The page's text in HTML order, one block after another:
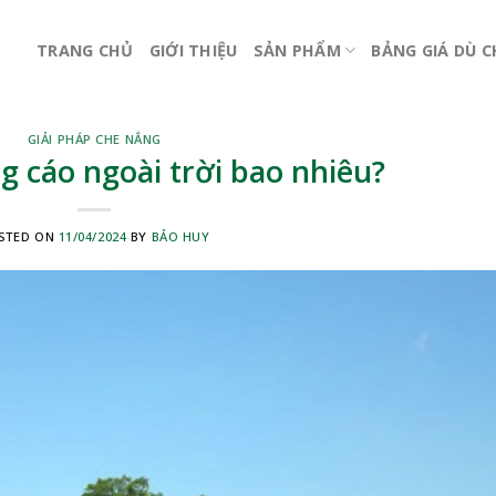
TRANG CHỦ GIỚI THIỆU SẢN PHẨM BẢNG GIÁ DÙ
GIẢI PHÁP CHE NẮNG
cáo ngoài trời bao nhiêu?
ON 11/04/2024BY BẢO HUY